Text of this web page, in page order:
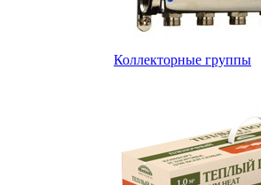
Коллекторные группы